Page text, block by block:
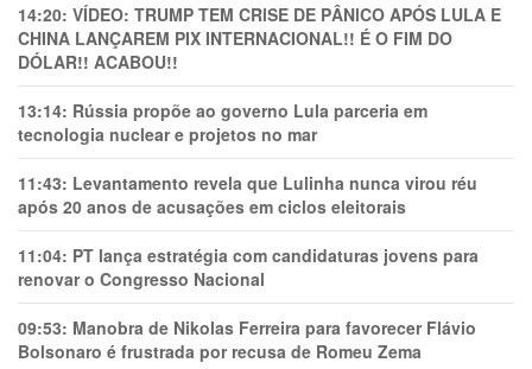
14:20: VÍDEO: TRUMP TEM CRlSE DE PÂNlCO APÓS LULA E
CHINA LANÇAREM PIX INTERNACIONAL!! É O FIM DO
DÓLAR!! ACABOU!!
13:14: Rússia propõe ao governo Lula parceria em
tecnologia nuclear e projetos no mar
11:43: Levantamento revela que Lulinha nunca virou réu
após 20 anos de acusações em ciclos eleitorais
11:04: PT lança estratégia com candidaturas jovens para
renovar o Congresso Nacional
09:53: Manobra de Nikolas Ferreira para favorecer Flávio
Bolsonaro é frustrada por recusa de Romeu Zema